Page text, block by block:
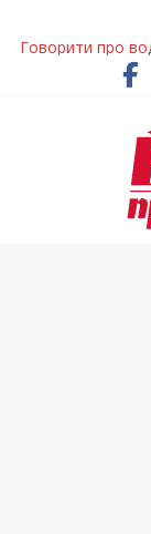
Говорити про
Лікар – на
У Дніпрі
Пошуки
розташування